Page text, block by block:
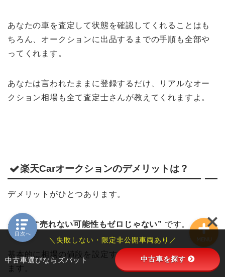
あなたの車を査定して状態を確認してくれることはも
ちろん、オークションに出品するまでの手順も全部や
ってくれます。
あなたは言われたままに登録するだけ、リアルなオー
クション相場も全て査定士さんが教えてくれますよ。
楽天Carオークションのデメリットは？
デメリットがひとつあります。
それは “売れない可能性もゼロじゃない” です。
基本的に相場の値段を設定すればまず間違いなく売れ
ます。
MENU
車サブスク
ジムニー
プリウス
＼失敗しない・限定非公開車両あり／
中古車選びならズバット 中古車を探す
目次へ